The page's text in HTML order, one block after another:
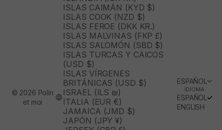
ISLAS CAIMÁN (KYD $)
ISLAS COOK (NZD $)
ISLAS FEROE (DKK KR.)
ISLAS MALVINAS (FKP £)
ISLAS SALOMÓN (SBD $)
ISLAS TURCAS Y CAICOS
(USD $)
ISLAS VÍRGENES
BRITÁNICAS (USD $)
ISRAEL (ILS ₪)
ITALIA (EUR €)
JAMAICA (JMD $)
JAPÓN (JPY ¥)
ESPAÑOL
IDIOMA
ESPAÑOL
ENGLISH
© 2026 Polín
et moi